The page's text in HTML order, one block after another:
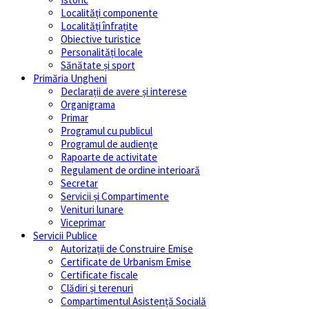
Localități componente
Localități înfrațite
Obiective turistice
Personalități locale
Sănătate și sport
Primăria Ungheni
Declarații de avere și interese
Organigrama
Primar
Programul cu publicul
Programul de audiențe
Rapoarte de activitate
Regulament de ordine interioară
Secretar
Servicii și Compartimente
Venituri lunare
Viceprimar
Servicii Publice
Autorizații de Construire Emise
Certificate de Urbanism Emise
Certificate fiscale
Clădiri și terenuri
Compartimentul Asistență Socială